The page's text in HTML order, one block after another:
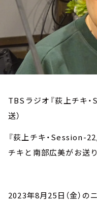
TBSラジオ『荻上チキ
送）
『荻上チキ・Session-
チキと南部広美がお送
2023年8月25日（金）